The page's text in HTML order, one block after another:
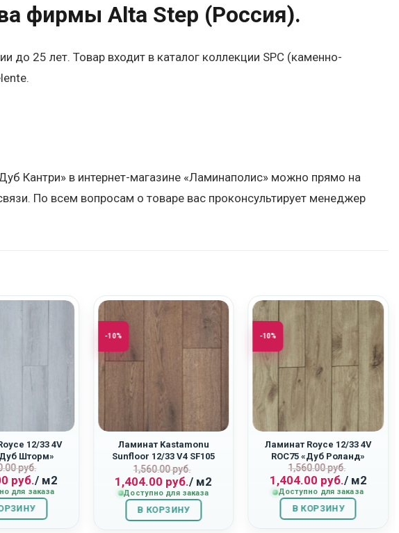
фирмы Alta Step (Россия).
до 25 лет. Товар входит в каталог коллекции SPC (каменно-
Кантри» в интернет-магазине «Ламинаполис» можно прямо на
По всем вопросам о товаре вас проконсультирует менеджер
12/33 4V
Шторм»
руб.
Первоначальная
цена
составляла
1,560.00
руб..
руб.
Текущая
цена:
1,404.00
руб..
/ м2
для заказа
-10%
Ламинат Kastamonu
Sunfloor 12/33 V4 SF105
«Дуб Альгамбра»
1,560.00руб.
Первоначальная
цена
составляла
1,560.00
руб..
1,404.00 руб.
Текущая
цена:
1,404.00
руб..
/ м2
Доступно для заказа
В КОРЗИНУ
-10%
Ламинат Royce 12/33 4V
ROC75 «Дуб Роланд»
1,560.00руб.
цена
составляла
1,560.00
руб..
1,404.00 руб.
Текущая
цена:
1,404.00
руб..
/ м2
Доступно для заказа
В КОРЗИНУ